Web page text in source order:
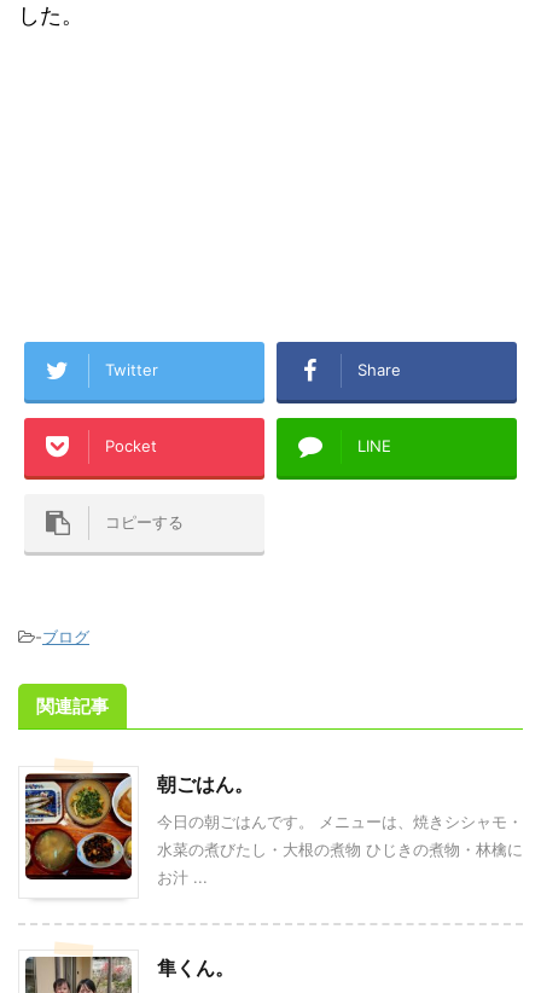
した。
Twitter Share
Pocket LINE
コピーする
-ブログ
関連記事
朝ごはん。
今日の朝ごはんです。 メニューは、焼きシシャモ・
水菜の煮びたし・大根の煮物 ひじきの煮物・林檎に
お汁 ...
隼くん。